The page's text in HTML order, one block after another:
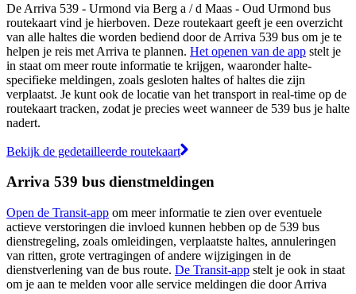
De Arriva 539 - Urmond via Berg a / d Maas - Oud Urmond bus
routekaart vind je hierboven. Deze routekaart geeft je een overzicht
van alle haltes die worden bediend door de Arriva 539 bus om je te
helpen je reis met Arriva te plannen. Het openen van de app stelt je
in staat om meer route informatie te krijgen, waaronder halte-
specifieke meldingen, zoals gesloten haltes of haltes die zijn
verplaatst. Je kunt ook de locatie van het transport in real-time op de
routekaart tracken, zodat je precies weet wanneer de 539 bus je halte
nadert.
Bekijk de gedetailleerde routekaart
Arriva 539 bus dienstmeldingen
Open de Transit-app om meer informatie te zien over eventuele
actieve verstoringen die invloed kunnen hebben op de 539 bus
dienstregeling, zoals omleidingen, verplaatste haltes, annuleringen
van ritten, grote vertragingen of andere wijzigingen in de
dienstverlening van de bus route. De Transit-app stelt je ook in staat
om je aan te melden voor alle service meldingen die door Arriva